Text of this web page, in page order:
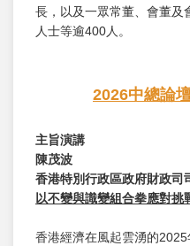
長，以及一眾常董、會董及
人士等逾400人。
2026中總論
主旨演講
陳茂波
香港特別行政區政府財政司
以不變與識變組合拳應對挑
香港經濟在風起雲湧的